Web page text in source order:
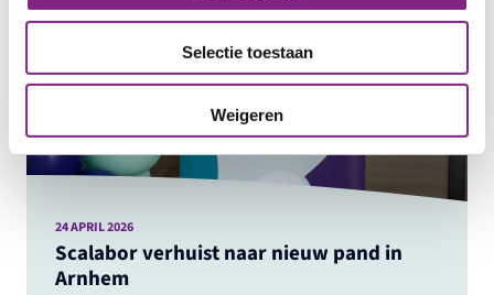
Selectie toestaan
Weigeren
Scalabor verhuist naar nieuw pand in
Arnhem
24 APRIL 2026